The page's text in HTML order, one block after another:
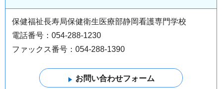
保健福祉長寿局保健衛生医療部静岡看護専門学校
電話番号：054-288-1230
ファックス番号：054-288-1390